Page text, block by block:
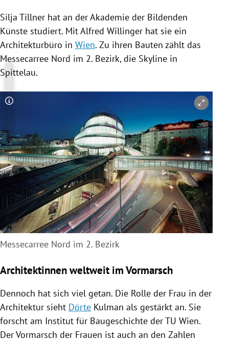
Silja Tillner hat an der Akademie der Bildenden
Künste studiert. MitAlfred Willinger hat sie ein
Architekturbüro in Wien. Zu ihren Bauten zählt das
Messecarree Nord im 2. Bezirk, die Skyline in
Spittelau.
Copyright-Hinweis öffnen/schließen
Messecarree Nord im 2. Bezirk
Architektinnen weltweit im Vormarsch
Dennoch hat sich viel getan. Die Rolle der Frau in der
Architektur sieht Dörte Kulman als gestärkt an. Sie
forscht am Institut für Baugeschichte derTU Wien.
Der Vormarsch der Frauen ist auch an den Zahlen